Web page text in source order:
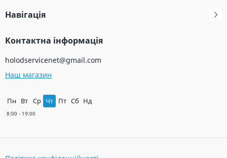
Навігація
Контактна інформація
holodservicenet@gmail.com
Наш магазин
Пн Вт Ср Чт Пт Сб Нд